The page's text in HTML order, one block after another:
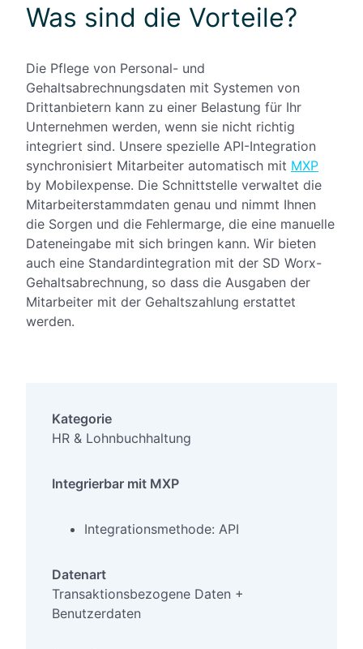
Was sind die Vorteile?
Die Pflege von Personal- und
Gehaltsabrechnungsdaten mit Systemen von
Drittanbietern kann zu einer Belastung für Ihr
Unternehmen werden, wenn sie nicht richtig
integriert sind. Unsere spezielle API-Integration
synchronisiert Mitarbeiter automatisch mit MXP
by Mobilexpense. Die Schnittstelle verwaltet die
Mitarbeiterstammdaten genau und nimmt Ihnen
die Sorgen und die Fehlermarge, die eine manuelle
Dateneingabe mit sich bringen kann. Wir bieten
auch eine Standardintegration mit der SD Worx-
Gehaltsabrechnung, so dass die Ausgaben der
Mitarbeiter mit der Gehaltszahlung erstattet
werden.
Kategorie
HR & Lohnbuchhaltung
Integrierbar mit MXP
Integrationsmethode: API
Datenart
Transaktionsbezogene Daten +
Benutzerdaten